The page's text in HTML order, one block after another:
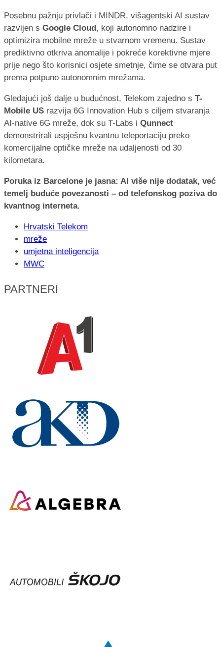
Posebnu pažnju privlači i MINDR, višagentski AI sustav
razvijen s Google Cloud, koji autonomno nadzire i
optimizira mobilne mreže u stvarnom vremenu. Sustav
prediktivno otkriva anomalije i pokreće korektivne mjere
prije nego što korisnici osjete smetnje, čime se otvara put
prema potpuno autonomnim mrežama.
Gledajući još dalje u budućnost, Telekom zajedno s T-
Mobile US razvija 6G Innovation Hub s ciljem stvaranja
AI-native 6G mreže, dok su T-Labs i Qunnect
demonstrirali uspješnu kvantnu teleportaciju preko
komercijalne optičke mreže na udaljenosti od 30
kilometara.
Poruka iz Barcelone je jasna: AI više nije dodatak, već
temelj buduće povezanosti – od telefonskog poziva do
kvantnog interneta.
Hrvatski Telekom
mreže
umjetna inteligencija
MWC
PARTNERI